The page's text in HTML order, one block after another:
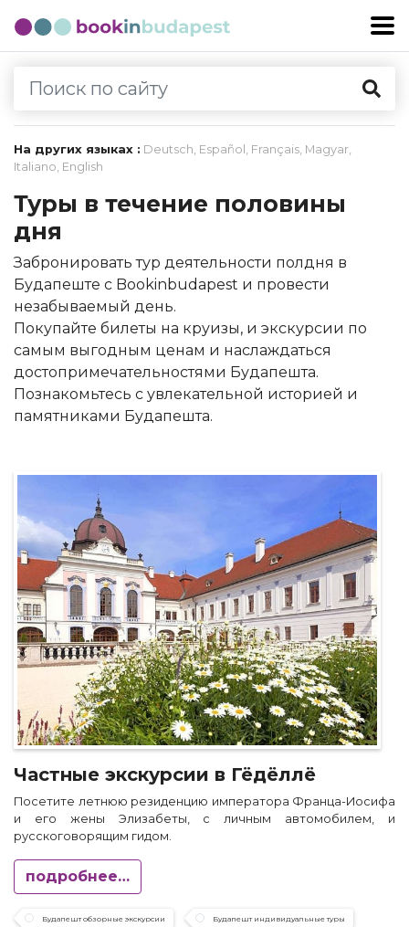
На других языках : Deutsch, Español , Français, Magyar,
Italiano, English
Туры в течение половины
дня
Забронировать тур деятельности полдня в
Будапеште с Bookinbudapest и провести
незабываемый день.
Покупайте билеты на круизы, и экскурсии по
самым выгодным ценам и наслаждаться
достопримечательностями Будапешта.
Познакомьтесь с увлекательной историей и
памятниками Будапешта.
Частные экскурсии в Гёдёллё
Посетите летнюю резиденцию императора Франца-Иосифа
и его жены Элизабеты, с личным автомобилем, и
русскоговорящим гидом.
подробнее…
Будапешт обзорные экскурсии Будапешт индивидуальные туры